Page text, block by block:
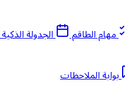
مهام الطاقم الجدولة الذكية
بوابة الملاحظات